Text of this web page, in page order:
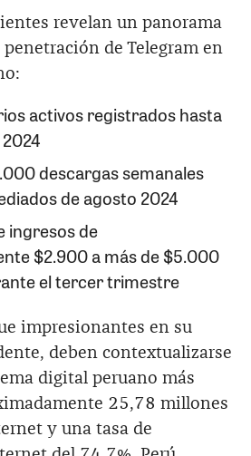
revelan un panorama
de Telegram en
activos registrados hasta
descargas semanales
de agosto 2024
ingresos de
$2.900 a más de $5.000
el tercer trimestre
impresionantes en su
deben contextualizarse
digital peruano más
25,78 millones
y una tasa de